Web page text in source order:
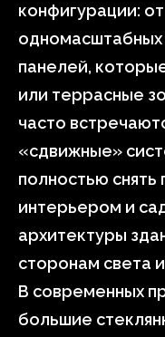
конфигурации:
панелей,
или террасные
часто
«сдвижные»
полностью
интерьером и
архитектуры
сторонам света
В современных
большие